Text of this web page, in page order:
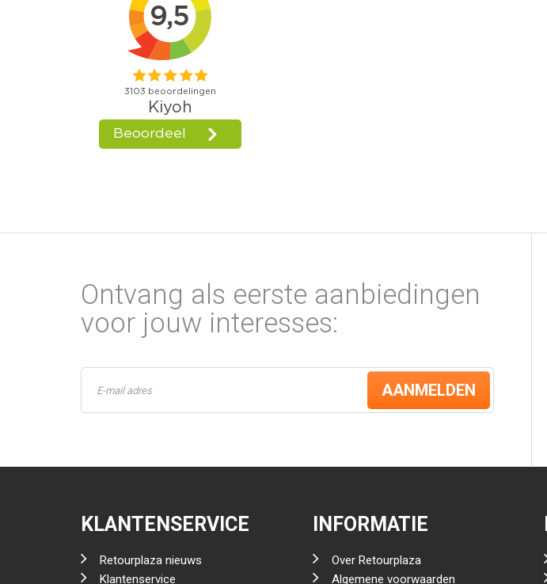
Ontvang als eerste aanbiedingen
voor jouw interesses:
AANMELDEN
KLANTENSERVICE
Retourplaza nieuws
Klantenservice
INFORMATIE
Over Retourplaza
Algemene voorwaarden